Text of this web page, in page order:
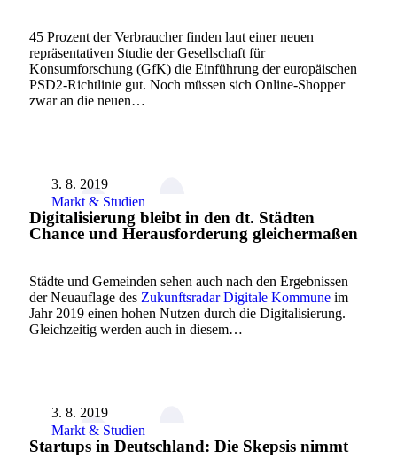
45 Prozent der Verbraucher finden laut einer neuen
repräsentativen Studie der Gesellschaft für
Konsumforschung (GfK) die Einführung der europäischen
PSD2-Richtlinie gut. Noch müssen sich Online-Shopper
zwar an die neuen…
3. 8. 2019
Markt & Studien
Digitalisierung bleibt in den dt. Städten
Chance und Herausforderung gleichermaßen
Städte und Gemeinden sehen auch nach den Ergebnissen
der Neuauflage des Zukunftsradar Digitale Kommune im
Jahr 2019 einen hohen Nutzen durch die Digitalisierung.
Gleichzeitig werden auch in diesem…
3. 8. 2019
Markt & Studien
Startups in Deutschland: Die Skepsis nimmt